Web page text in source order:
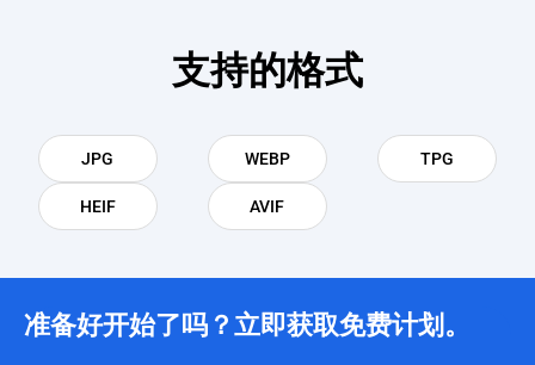
支持的格式
JPG WEBP TPG
HEIF AVIF
准备好开始了吗？立即获取免费计划。